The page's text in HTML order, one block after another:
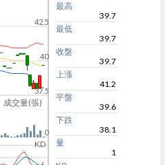
成交量(張)
KD
37.5
40
42.5
0
最高
39.7
最低
39.7
收盤
39.7
上漲
41.2
平盤
39.6
下跌
38.1
量
1